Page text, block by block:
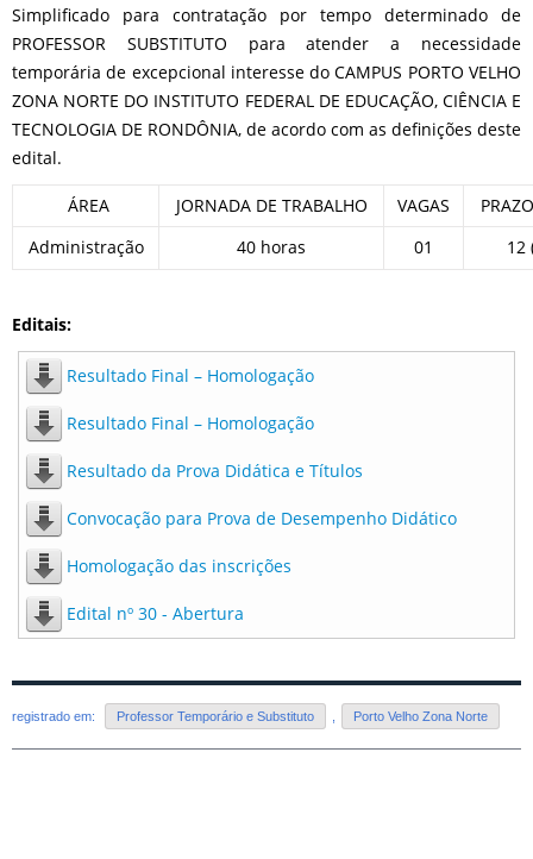
Simplificado para contratação por tempo determinado de
PROFESSOR SUBSTITUTO para atender a necessidade
temporária de excepcional interesse do CAMPUS PORTO VELHO
ZONA NORTE DO INSTITUTO FEDERAL DE EDUCAÇÃO, CIÊNCIA E
TECNOLOGIA DE RONDÔNIA, de acordo com as definições deste
edital.
ÁREA JORNADA DE TRABALHO VAGAS
Administração
40 horas 01 12
Editais:
Resultado Final – Homologação
Resultado Final – Homologação
Resultado da Prova Didática e Títulos
Convocação para Prova de Desempenho Didático
Homologação das inscrições
Edital nº 30 - Abertura
registrado em: Professor Temporário e Substituto , Porto Velho Zona Norte